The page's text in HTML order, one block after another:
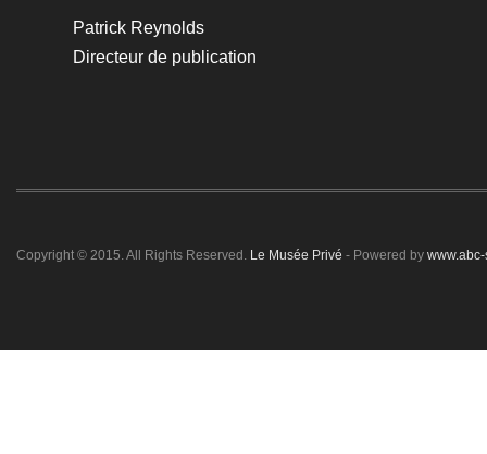
Patrick Reynolds
Directeur de publication
Copyright © 2015. All Rights Reserved. Le Musée Privé - Powered by